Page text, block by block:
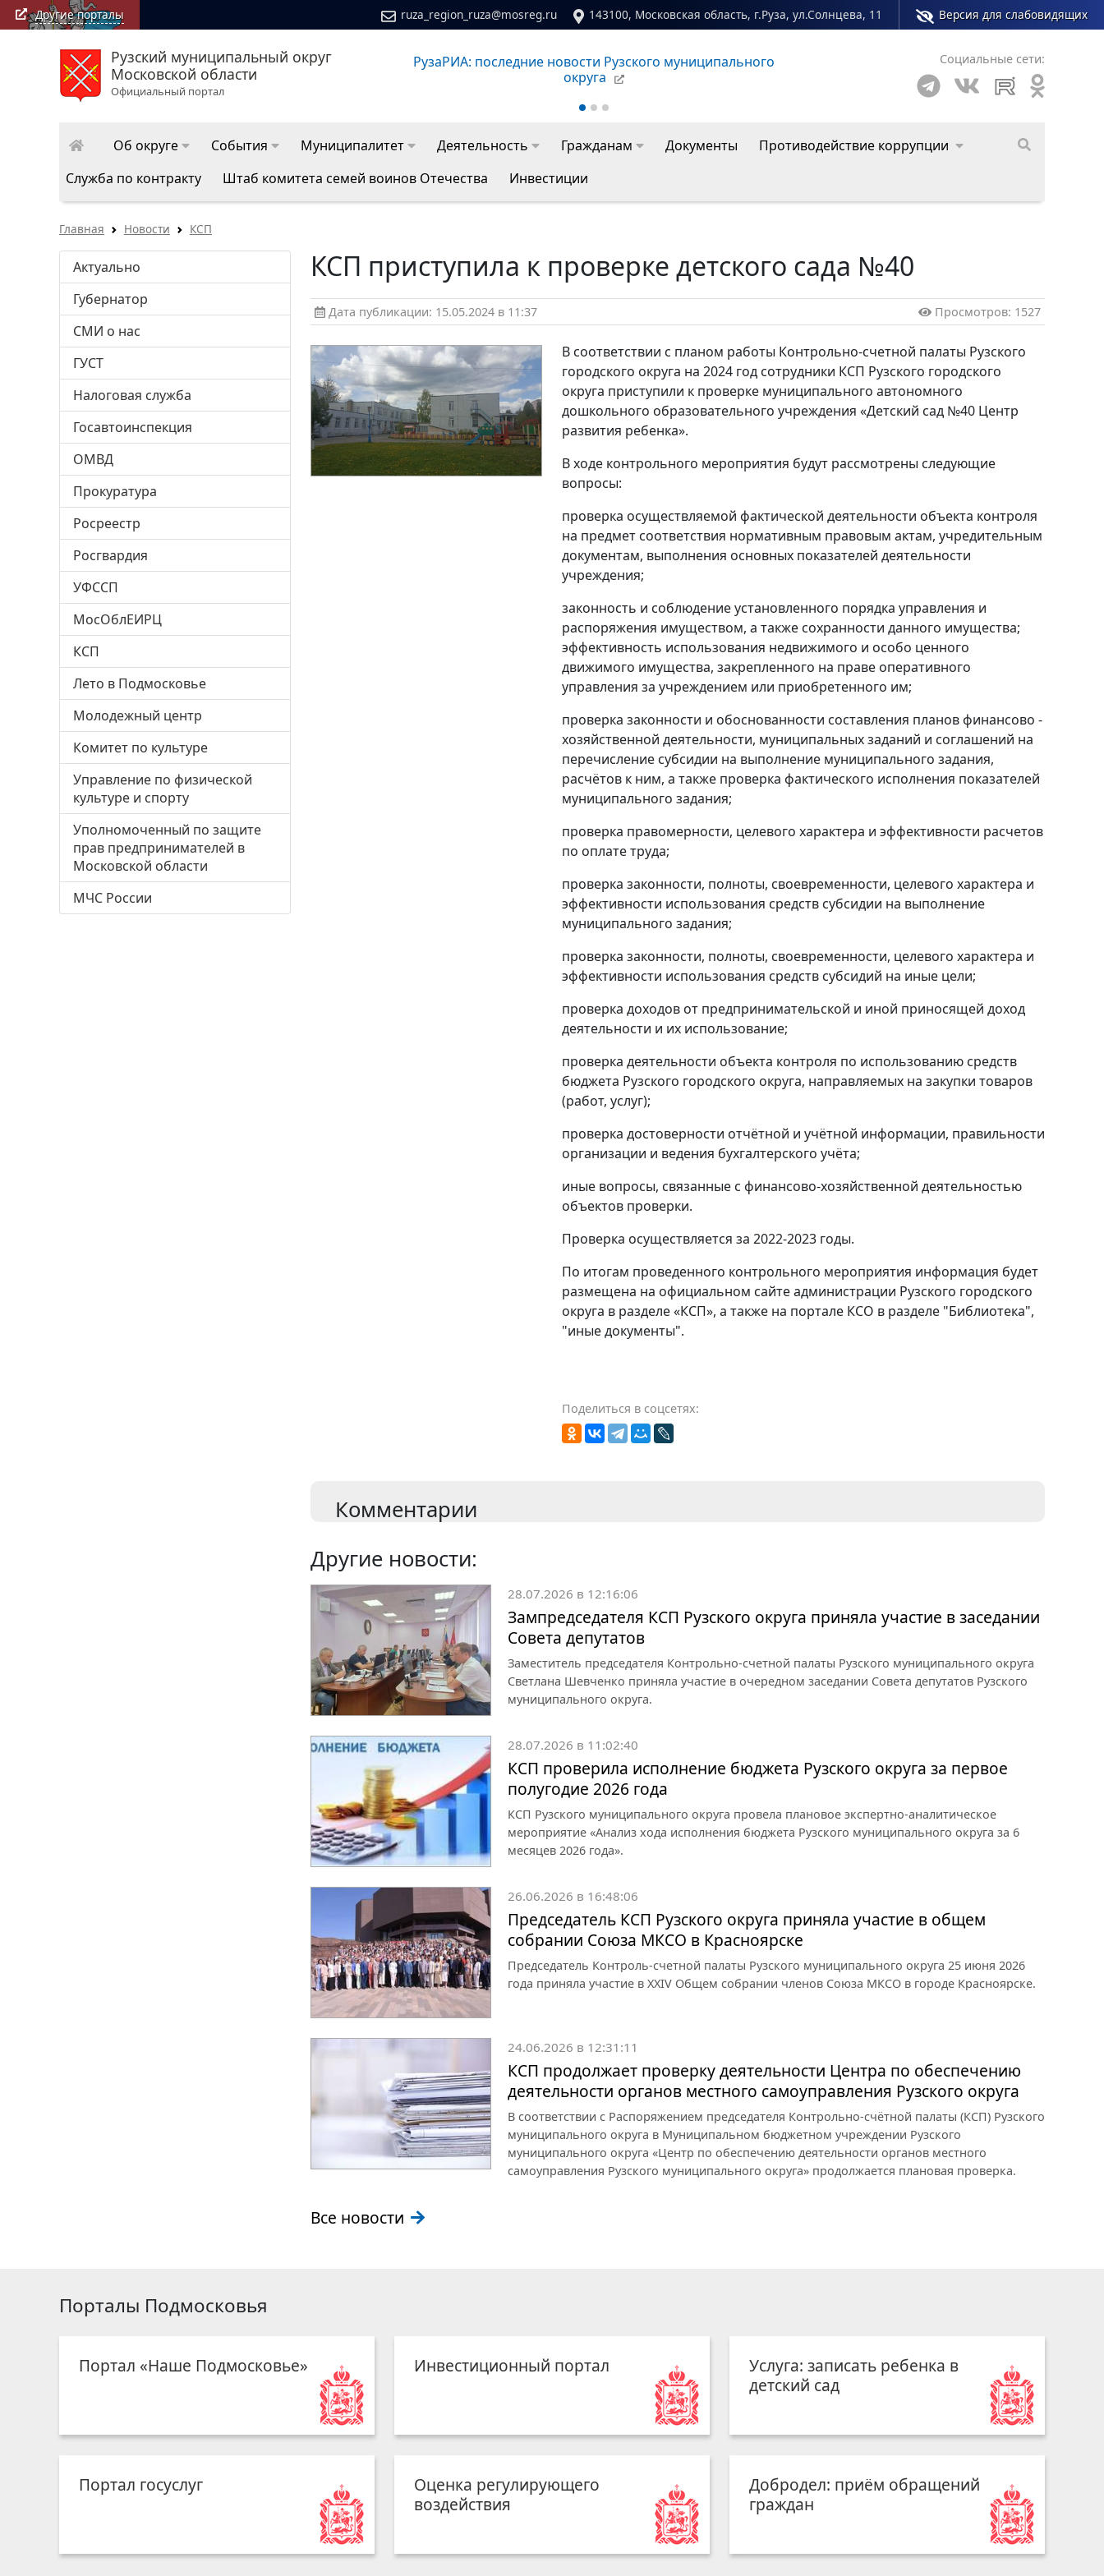
Другие порталы ruza_region_ruza@mosreg.ru 143100, Московская область, г.Руза, ул.Солнцева, 11 Версия для слабовидящих
Рузский муниципальный округ
Московской области
Официальный портал
Сайт молодежного центра Рузского муниципального округа Социальные сети:
Об округе События Муниципалитет Деятельность Гражданам Документы
Противодействие коррупции
Служба по контракту
Штаб комитета семей воинов Отечества Инвестиции
Главная Новости КСП
Актуально
Губернатор
СМИ о нас
ГУСТ
Налоговая служба
Госавтоинспекция
ОМВД
Прокуратура
Росреестр
Росгвардия
УФССП
МосОблЕИРЦ
КСП
Лето в Подмосковье
Молодежный центр
Комитет по культуре
Управление по физической
культуре и спорту
Уполномоченный по защите
прав предпринимателей в
Московской области
МЧС России
КСП приступила к проверке детского сада №40
Дата публикации: 15.05.2024 в 11:37 Просмотров: 1527
В соответствии с планом работы Контрольно-счетной палаты Рузского
городского округа на 2024 год сотрудники КСП Рузского городского
округа приступили к проверке муниципального автономного
дошкольного образовательного учреждения «Детский сад №40 Центр
развития ребенка».
В ходе контрольного мероприятия будут рассмотрены следующие
вопросы:
проверка осуществляемой фактической деятельности объекта контроля
на предмет соответствия нормативным правовым актам, учредительным
документам, выполнения основных показателей деятельности
учреждения;
законность и соблюдение установленного порядка управления и
распоряжения имуществом, а также сохранности данного имущества;
эффективность использования недвижимого и особо ценного
движимого имущества, закрепленного на праве оперативного
управления за учреждением или приобретенного им;
проверка законности и обоснованности составления планов финансово -
хозяйственной деятельности, муниципальных заданий и соглашений на
перечисление субсидии на выполнение муниципального задания,
расчётов к ним, а также проверка фактического исполнения показателей
муниципального задания;
проверка правомерности, целевого характера и эффективности расчетов
по оплате труда;
проверка законности, полноты, своевременности, целевого характера и
эффективности использования средств субсидии на выполнение
муниципального задания;
проверка законности, полноты, своевременности, целевого характера и
эффективности использования средств субсидий на иные цели;
проверка доходов от предпринимательской и иной приносящей доход
деятельности и их использование;
проверка деятельности объекта контроля по использованию средств
бюджета Рузского городского округа, направляемых на закупки товаров
(работ, услуг);
проверка достоверности отчётной и учётной информации, правильности
организации и ведения бухгалтерского учёта;
иные вопросы, связанные с финансово-хозяйственной деятельностью
объектов проверки.
Проверка осуществляется за 2022-2023 годы.
По итогам проведенного контрольного мероприятия информация будет
размещена на официальном сайте администрации Рузского городского
округа в разделе «КСП», а также на портале КСО в разделе "Библиотека",
"иные документы".
Поделиться в соцсетях:
Комментарии
Другие новости:
28.07.2026 в 12:16:06
Зампредседателя КСП Рузского округа приняла участие в заседании
Совета депутатов
Заместитель председателя Контрольно-счетной палаты Рузского муниципального округа
Светлана Шевченко приняла участие в очередном заседании Совета депутатов Рузского
муниципального округа.
28.07.2026 в 11:02:40
КСП проверила исполнение бюджета Рузского округа за первое
полугодие 2026 года
КСП Рузского муниципального округа провела плановое экспертно-аналитическое
мероприятие «Анализ хода исполнения бюджета Рузского муниципального округа за 6
месяцев 2026 года».
26.06.2026 в 16:48:06
Председатель КСП Рузского округа приняла участие в общем
собрании Союза МКСО в Красноярске
Председатель Контроль-счетной палаты Рузского муниципального округа 25 июня 2026
года приняла участие в XXIV Общем собрании членов Союза МКСО в городе Красноярске.
24.06.2026 в 12:31:11
КСП продолжает проверку деятельности Центра по обеспечению
деятельности органов местного самоуправления Рузского округа
В соответствии с Распоряжением председателя Контрольно-счётной палаты (КСП) Рузского
муниципального округа в Муниципальном бюджетном учреждении Рузского
муниципального округа «Центр по обеспечению деятельности органов местного
самоуправления Рузского муниципального округа» продолжается плановая проверка.
Все новости
Порталы Подмосковья
Портал «Наше Подмосковье» Инвестиционный портал
Услуга: записать ребенка в
детский сад
Портал госуслуг
Оценка регулирующего
воздействия
Добродел: приём обращений
граждан